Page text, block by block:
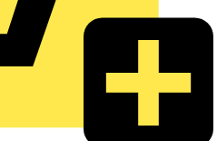
Isoliermaterial (Elektro)